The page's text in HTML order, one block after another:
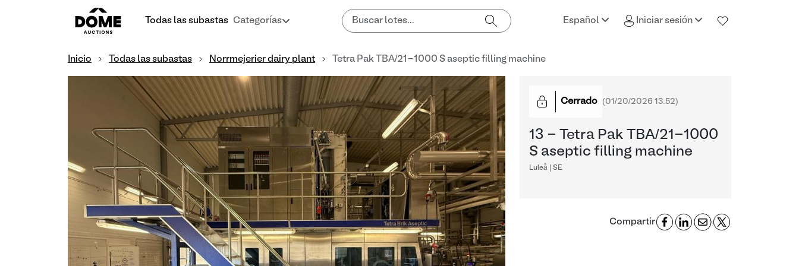
Todas las subastas Categorías Español Iniciar sesión
Inicio Todas las subastas Norrmejerier dairy plant Tetra Pak TBA/21-1000 S aseptic filling machine
Cerrado (01/20/2026 13:52)
13 - Tetra Pak TBA/21-1000
S aseptic filling machine
Luleå | SE
Compartir